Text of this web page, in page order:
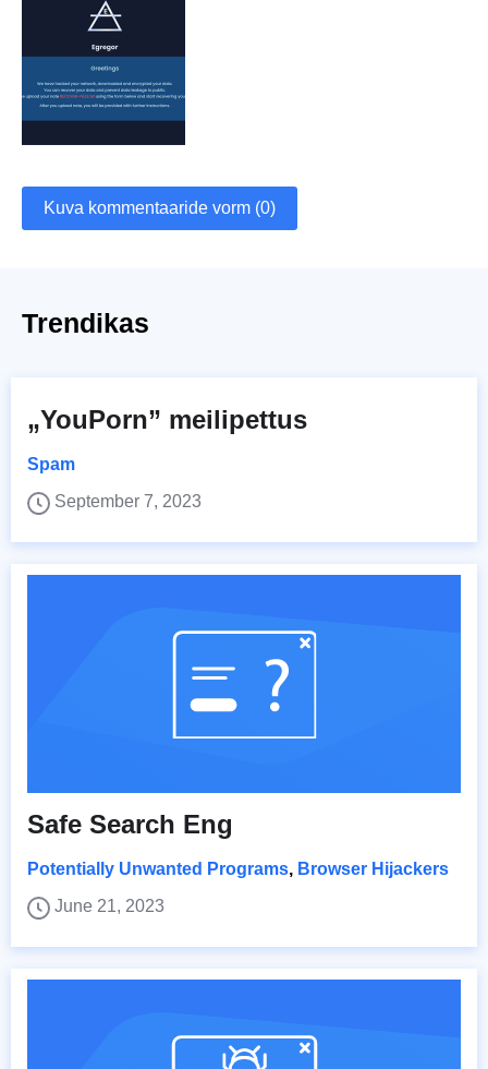
Kuva kommentaaride vorm (0)
Trendikas
„YouPorn” meilipettus
Spam
September 7, 2023
Safe Search Eng
Potentially Unwanted Programs, Browser Hijackers
June 21, 2023